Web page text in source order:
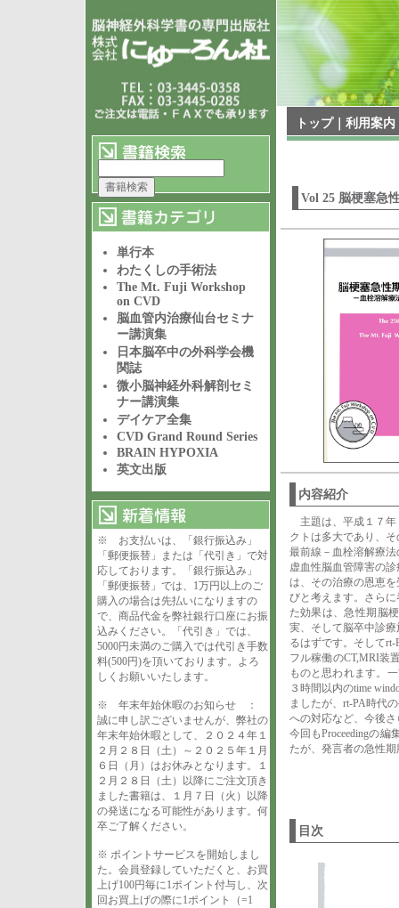
単行本
わたくしの手術法
The Mt. Fuji Workshop
on CVD
脳血管内治療仙台セミナ
ー講演集
日本脳卒中の外科学会機
関誌
微小脳神経外科解剖セミ
ナー講演集
デイケア全集
CVD Grand Round Series
BRAIN HYPOXIA
英文出版
※ お支払いは、「銀行振込み」
「郵便振替」または「代引き」で対
応しております。「銀行振込み」
「郵便振替」では、1万円以上のご
購入の場合は先払いになりますの
で、商品代金を弊社銀行口座にお振
込みください。「代引き」では、
5000円未満のご購入では代引き手数
料(500円)を頂いております。よろ
しくお願いいたします。
※ 年末年始休暇のお知らせ ：
誠に申し訳ございませんが、弊社の
年末年始休暇として、２０２４年１
２月２８日（土）～２０２５年１月
６日（月）はお休みとなります。１
２月２８日（土）以降にご注文頂き
ました書籍は、１月７日（火）以降
の発送になる可能性があります。何
卒ご了解ください。
※ ポイントサービスを開始しまし
た。会員登録していただくと、お買
上げ100円毎に1ポイント付与し、次
回お買上げの際に1ポイント（=1
トップ｜ 利用案内
Vol 25 脳梗塞急
内容紹介
主題は、平成１７
クトは多大であり、
最前線－血栓溶解療
虚血性脳血管障害の
は、その治療の恩恵
びと考えます。さら
た効果は、急性期脳
実、そして脳卒中診
るはずです。そして
フル稼働のCT,MRI装
ものと思われます。
３時間以内のtime
ましたが、rt-PA時代
への対応など、今後
今回もProceedingの
たが、発言者の急性
目次